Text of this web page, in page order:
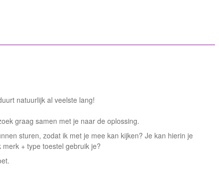
natuurlijk al veelste lang!
graag samen met je naar de oplossing.
sturen, zodat ik met je mee kan kijken? Je kan hierin je
+ type toestel gebruik je?